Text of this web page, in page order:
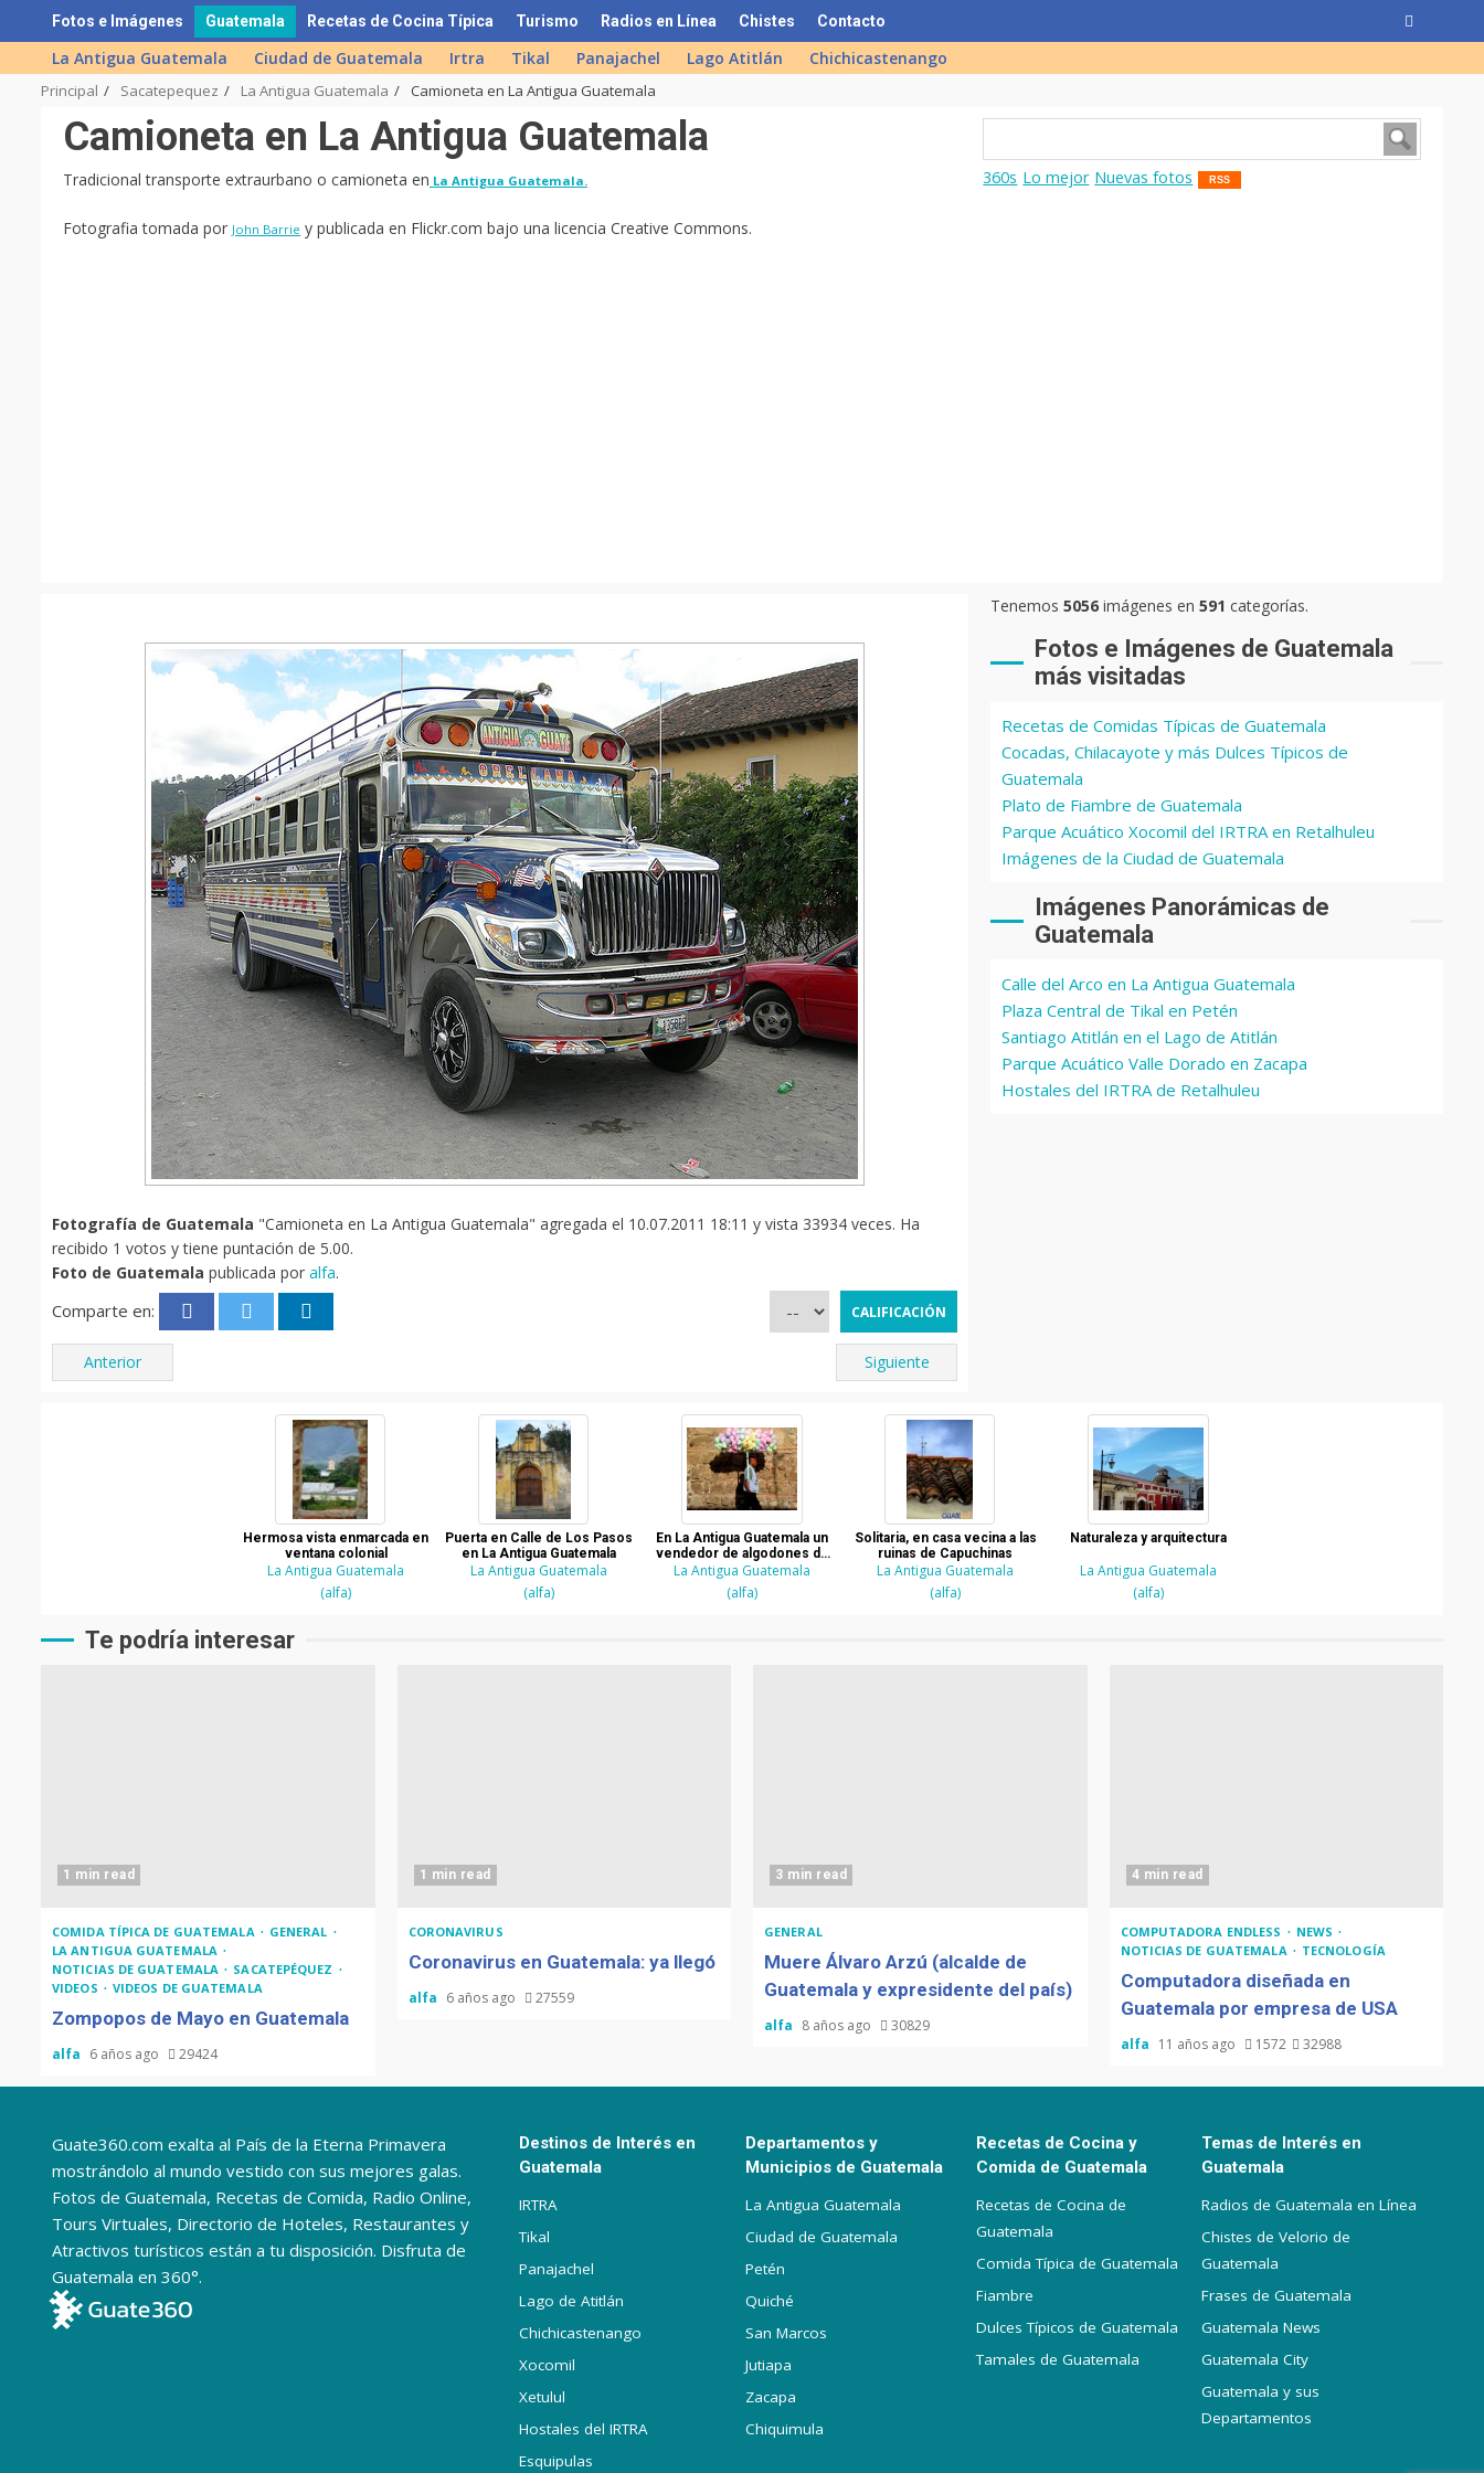
to
content
Fotos e Imágenes Guatemala Recetas de Cocina Típica Turismo Radios en Línea Chistes Contacto
La Antigua Guatemala Ciudad de Guatemala Irtra Tikal Panajachel Lago Atitlán Chichicastenango
Principal Sacatepequez La Antigua Guatemala Camioneta en La Antigua Guatemala
Camioneta en La Antigua Guatemala
Tradicional transporte extraurbano o camioneta en La Antigua Guatemala.
Fotografia tomada por John Barrie y publicada en Flickr.com bajo una licencia Creative Commons.
360s Lo mejor Nuevas fotos RSS
Fotografía de Guatemala "Camioneta en La Antigua Guatemala" agregada el 10.07.2011 18:11 y vista 33934 veces. Ha
recibido 1 votos y tiene puntación de 5.00.
Foto de Guatemala publicada por alfa.
Comparte en:
Anterior Siguiente
Tenemos5056 imágenes en591 categorías.
Fotos e Imágenes de Guatemala
más visitadas
Recetas de Comidas Típicas de Guatemala
Cocadas, Chilacayote y más Dulces Típicos de
Guatemala
Plato de Fiambre de Guatemala
Parque Acuático Xocomil del IRTRA en Retalhuleu
Imágenes de la Ciudad de Guatemala
Imágenes Panorámicas de
Guatemala
Calle del Arco en La Antigua Guatemala
Plaza Central de Tikal en Petén
Santiago Atitlán en el Lago de Atitlán
Parque Acuático Valle Dorado en Zacapa
Hostales del IRTRA de Retalhuleu
Hermosa vista enmarcada en
ventana colonial
La Antigua Guatemala
(alfa)
Puerta en Calle de Los Pasos
en La Antigua Guatemala
La Antigua Guatemala
(alfa)
En La Antigua Guatemala un
vendedor de algodones de
azucar
La Antigua Guatemala
(alfa)
Solitaria, en casa vecina a las
ruinas de Capuchinas
La Antigua Guatemala
(alfa)
Naturaleza y arquitectura
La Antigua Guatemala
(alfa)
Te podría interesar
1 min read
COMIDA TÍPICA DE GUATEMALA
GENERAL
LA ANTIGUA GUATEMALA
NOTICIAS DE GUATEMALA
SACATEPÉQUEZ
VIDEOS
VIDEOS DE GUATEMALA
Zompopos de Mayo en Guatemala
alfa 6 años ago 29424
1 min read
CORONAVIRUS
Coronavirus en Guatemala: ya llegó
alfa 6 años ago 27559
3 min read
GENERAL
Muere Álvaro Arzú (alcalde de
Guatemala y expresidente del país)
alfa 8 años ago 30829
4 min read
COMPUTADORA ENDLESS
NEWS
NOTICIAS DE GUATEMALA
TECNOLOGÍA
Computadora diseñada en
Guatemala por empresa de USA
alfa 11 años ago 1572 32988
Guate360.com exalta al País de la Eterna Primavera
mostrándolo al mundo vestido con sus mejores galas.
Fotos de Guatemala, Recetas de Comida, Radio Online,
Tours Virtuales, Directorio de Hoteles, Restaurantes y
Atractivos turísticos están a tu disposición. Disfruta de
Guatemala en 360°.
Destinos de Interés en
Guatemala
IRTRA
Tikal
Panajachel
Lago de Atitlán
Chichicastenango
Xocomil
Xetulul
Hostales del IRTRA
Esquipulas
Departamentos y
Municipios de Guatemala
La Antigua Guatemala
Ciudad de Guatemala
Petén
Quiché
San Marcos
Jutiapa
Zacapa
Chiquimula
Recetas de Cocina y
Comida de Guatemala
Recetas de Cocina de
Guatemala
Comida Típica de Guatemala
Fiambre
Dulces Típicos de Guatemala
Tamales de Guatemala
Temas de Interés en
Guatemala
Radios de Guatemala en Línea
Chistes de Velorio de
Guatemala
Frases de Guatemala
Guatemala News
Guatemala City
Guatemala y sus
Departamentos